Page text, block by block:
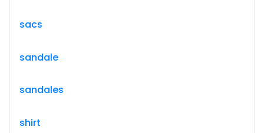
sacs
sandale
sandales
shirt